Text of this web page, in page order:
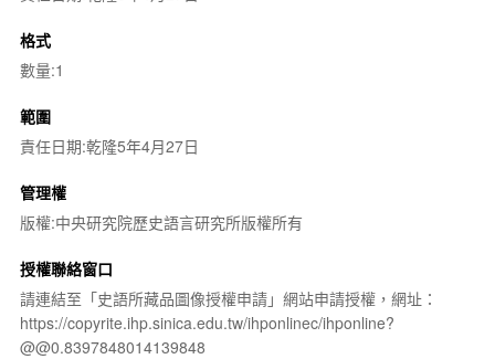
格式
數量:1
範圍
責任日期:乾隆5年4月27日
管理權
版權:中央研究院歷史語言研究所版權所有
授權聯絡窗口
請連結至「史語所藏品圖像授權申請」網站申請授權，網址：
https://copyrite.ihp.sinica.edu.tw/ihponlinec/ihponline?
@@0.8397848014139848